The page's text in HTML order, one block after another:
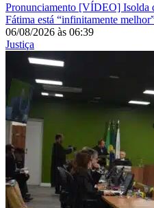
Pronunciamento [VÍDEO] Isolda
Fátima está “infinitamente
06/08/2026 às 06:39
Justiça